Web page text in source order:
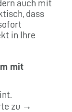
auch mit
dass
in Ihre
mit
zu →